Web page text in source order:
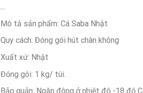
Mô tả sản phẩm: Cá Saba Nhật
Quy cách: Đóng gói hút chân không
Xuất xứ: Nhật
Đóng gói: 1 kg/ túi.
Bảo quản: Ngăn đông ở nhiệt độ -18 độ C